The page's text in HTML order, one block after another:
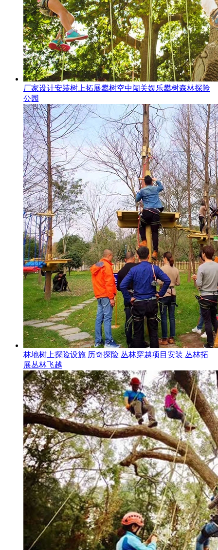
厂家设计安装树上拓展攀树空中闯关娱乐攀树森林探险
公园
林地树上探险设施 历奇探险 丛林穿越项目安装 丛林拓
展丛林飞越